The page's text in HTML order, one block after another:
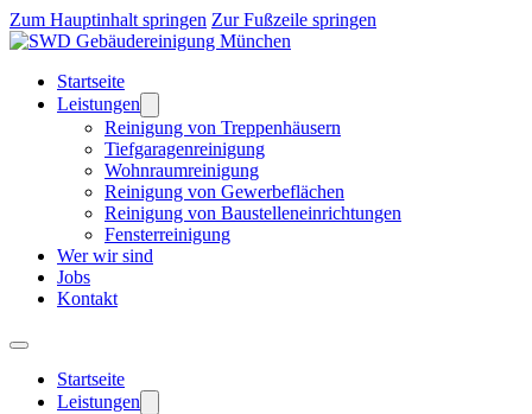
Zum Hauptinhalt springen Zur Fußzeile springen
Startseite
Leistungen
Reinigung von Treppenhäusern
Tiefgaragen­reinigung
Wohnraumreinigung
Reinigung von Gewerbeflächen
Reinigung von Baustelleneinrichtungen
Fensterreinigung
Wer wir sind
Jobs
Kontakt
Startseite
Leistungen